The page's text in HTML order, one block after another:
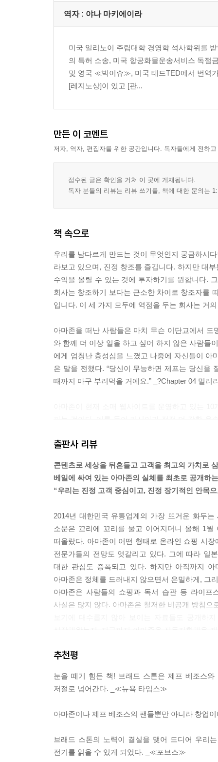
역자 : 야나 마키에이라
미국 일리노이 주립대학 경영학 석사학위를
의 특허 소송, 미국 항공화물운송서비스 독점
및 영국 ≪빅이슈≫, 미국 테드TED에서 번역
[레지노상]이 있고 [관...
만든 이 코멘트
저자, 역자, 편집자를 위한 공간입니다. 독자들에게 전하
접수된 글은 확인을 거쳐 이 곳에 게재됩니다.
독자 분들의 리뷰는 리뷰 쓰기를, 책에 대한 문의는
책 속으로
우리를 남다르게 만드는 것이 무엇인지 궁금하시
라보고 있으며, 진정 창조를 즐깁니다. 하지만 대
수익을 올릴 수 있는 것에 투자하기를 원합니다.
회사는 창조하기 보다는 근소한 차이로 창조자를
입니다. 이 세 가지 모두에 역점을 두는 회사는 거
아마존을 떠난 사람들은 마치 무슨 이단교에서
와 함께 더 이상 일을 하고 싶어 하지 않은 사람들
에게 엄청난 충성심을 느꼈고 나중에 자신들이
은 말을 전했다. “당신이 무능하면 제프는 당신을
때까지 마구 부려먹을 거예요.” _?Chapter 04 밀리
파는 것이다. 예를 들어 러시아가 점점 더 강한 운
로 시장에 씨를 뿌리는 방법을 쓸지도 모른다. (중
위해 품은 거대한 비전을 실현하기 위해 크고 작
_?Chapter 11 물음표의 왕국?
--- 본문 중에서
출판사 리뷰
콘텐츠로 세상을 뒤흔들고 고객을 최고의 가치로
베일에 싸여 있는 아마존의 실체를 최초로 공개하
“우리는 진정 고객 중심이고, 진정 장기적인 안목
2014년 대한민국 유통업계의 가장 뜨거운 화두
소문은 꼬리에 꼬리를 물고 이어지더니 올해 1
떠올랐다. 아마존이 어떤 형태로 온라인 쇼핑 시
전문가들의 전망도 엇갈리고 있다. 그에 따라 일
대한 관심도 증폭되고 있다. 하지만 아직까지
아마존은 정체를 드러내지 않으면서 은밀하게, 그
아마존은 사람들의 쇼핑과 독서 습관 등 라이프
사실은 많지 않다. 아마존은 철저한 비공개 방침
성장해왔는지, 지금까지 아마존을 진두지휘해온
아마존은 1995년 7월 온라인 서점으로 첫 발걸
DVD, 음반, 컴퓨터 소프트웨어, 전자제품 등으로
거의 모든 분야의 상품을 팔고 있다. 그동안 아마
아마존의 CEO 제프 베조스는 아마존의 성장 요인으
비서와 함께 자신의 이메일 주소
베조스에게 보낸 이메일 때문에 생긴 경우가 많
추천평
눈을 떼기 힘든 책! 브래드 스톤은 제프 베조스
저절로 넘어간다. _≪뉴욕 타임스≫
아마존이나 제프 베조스의 팬들뿐만 아니라 창업
브래드 스톤의 노력이 결실을 맺어 드디어 우리
전기를 읽을 수 있게 되었다. _≪포브스≫